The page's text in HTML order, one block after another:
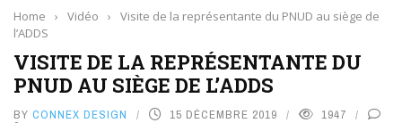
Home › Vidéo ›
Visite de la représentante du PNUD au siège de
l’ADDS
VISITE DE LA REPRÉSENTANTE DU
PNUD AU SIÈGE DE L’ADDS
BY CONNEX DESIGN 15 DÉCEMBRE 2019 1947